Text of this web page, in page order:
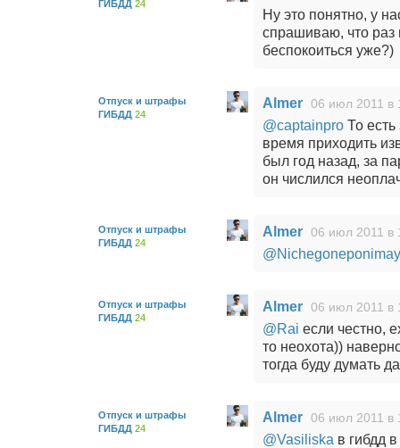
ГИБДД 24
Ну это понятно, у
спрашиваю, что раз
беспокоиться уже?)
Отпуск и штрафы
ГИБДД 24
Almer 06 июл 2011 в
@captainproТо есть
время приходить
был год назад, за
он числился
Отпуск и штрафы
ГИБДД 24
Almer 06 июл 2011 в
@Nichegoneponimay
Отпуск и штрафы
ГИБДД 24
Almer 06 июл 2011 в
@Rai если честно,
то неохота))
тогда буду думать
Отпуск и штрафы
ГИБДД 24
Almer 06 июл 2011 в
@Vasiliska в гибдд